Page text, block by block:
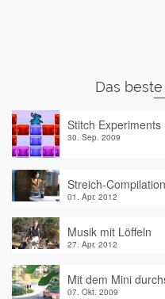
Das
Stitch Experiments
30. Sep. 2009
Streich-Compilation
01. Apr. 2012
Musik mit Löffeln
27. Apr. 2012
Mit dem Mini
07. Okt. 2009